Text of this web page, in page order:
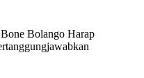
Bolango Harap